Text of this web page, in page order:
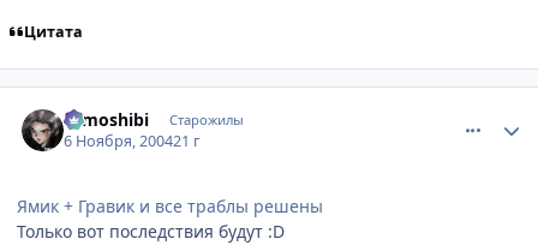
Цитата
tomoshibi Старожилы
6 Ноября, 200421 г
Ямик + Гравик и все траблы решены
Только вот последствия будут :D